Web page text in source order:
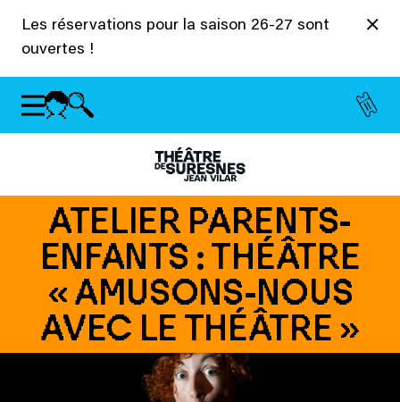
Les réservations pour la saison 26-27 sont
ouvertes !
ATELIER PARENTS-
ENFANTS : THÉÂTRE
« AMUSONS-NOUS
AVEC LE THÉÂTRE »